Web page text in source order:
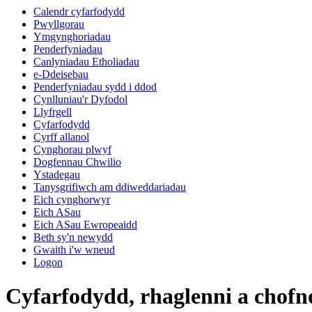
Calendr cyfarfodydd
Pwyllgorau
Ymgynghoriadau
Penderfyniadau
Canlyniadau Etholiadau
e-Ddeisebau
Penderfyniadau sydd i ddod
Cynlluniau'r Dyfodol
Llyfrgell
Cyfarfodydd
Cyrff allanol
Cynghorau plwyf
Dogfennau Chwilio
Ystadegau
Tanysgrifiwch am ddiweddariadau
Eich cynghorwyr
Eich ASau
Eich ASau Ewropeaidd
Beth sy'n newydd
Gwaith i'w wneud
Logon
Cyfarfodydd, rhaglenni a